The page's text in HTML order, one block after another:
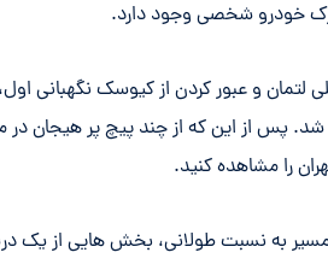
خودرو شخصی وجود دارد.
لتمان و عبور کردن از کیوسک نگهبانی
پس از این که از چند پیچ پر هیجان در
به نسبت طولانی، بخش هایی از یک